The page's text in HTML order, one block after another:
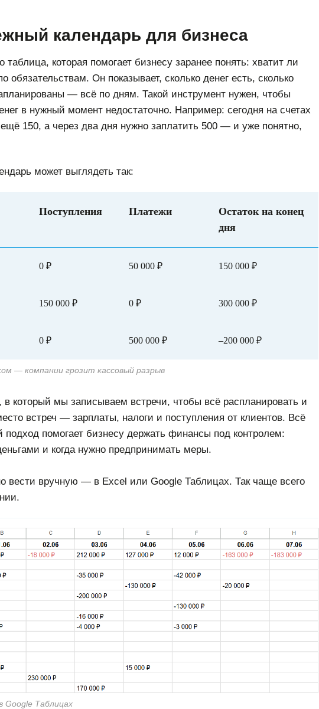
календарь для бизнеса
которая помогает бизнесу заранее понять: хватит ли
обязательствам. Он показывает, сколько денег есть, сколько
— всё по дням. Такой инструмент нужен, чтобы
в нужный момент недостаточно. Например: сегодня на счетах
150, а через два дня нужно заплатить 500 — и уже понятно,
может выглядеть так:
Поступления Платежи
Остаток на конец
дня
0 ₽ 50 000 ₽ 150 000 ₽
150 000 ₽ 0 ₽ 300 000 ₽
0 ₽ 500 000 ₽ –200 000 ₽
— компании грозит кассовый разрыв
в который мы записываем встречи, чтобы всё распланировать и
встреч — зарплаты, налоги и поступления от клиентов. Всё
подход помогает бизнесу держать финансы под контролем:
и когда нужно предпринимать меры.
вести вручную — в Excel или Google Таблицах. Так чаще всего
Google Таблицах